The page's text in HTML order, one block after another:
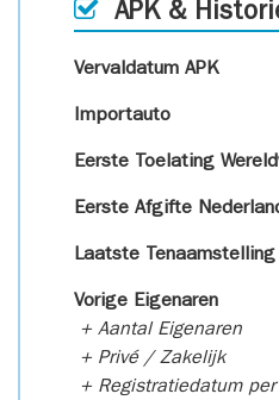
APK &
Vervaldatum APK
Importauto
Eerste Toelating
Eerste Afgifte
Laatste Tenaamstelling
Vorige Eigenaren
+ Aantal Eigenaren
+ Privé / Zakelijk
+ Registratiedatum per